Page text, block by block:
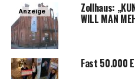
Anzeige Zoll­haus:
WILL MAN
Fast 50.000